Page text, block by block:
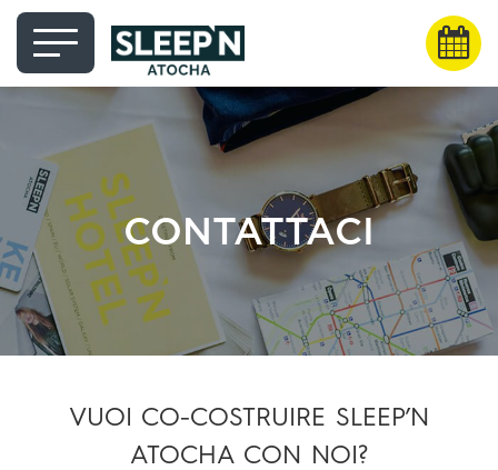
CONTATTACI
VUOI CO-COSTRUIRE SLEEP’N
ATOCHA CON NOI?